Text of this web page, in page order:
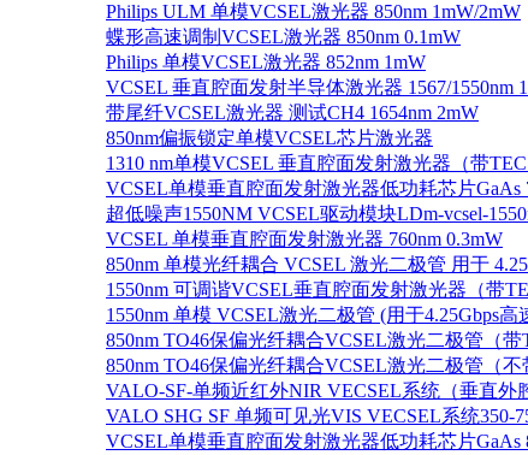
Philips ULM 单模VCSEL激光器 850nm 1mW/2mW
蝶形高速调制VCSEL激光器 850nm 0.1mW
Philips 单模VCSEL激光器 852nm 1mW
VCSEL 垂直腔面发射半导体激光器 1567/1550nm
带尾纤VCSEL激光器 测试CH4 1654nm 2mW
850nm偏振锁定单模VCSEL芯片激光器
1310 nm单模VCSEL 垂直腔面发射激光器（带TEC
VCSEL单模垂直腔面发射激光器低功耗芯片GaAs
超低噪声1550NM VCSEL驱动模块LDm-vcsel-
VCSEL 单模垂直腔面发射激光器 760nm 0.3mW
850nm 单模光纤耦合 VCSEL 激光二极管 用于
1550nm 可调谐VCSEL垂直腔面发射激光器（带
1550nm 单模 VCSEL激光二极管 (用于4.25Gbps高
850nm TO46保偏光纤耦合VCSEL激光二极管（带
850nm TO46保偏光纤耦合VCSEL激光二极管（不
VALO-SF-单频近红外NIR VECSEL系统（垂直外
VALO SHG SF 单频可见光VIS VECSEL系统350-
VCSEL单模垂直腔面发射激光器低功耗芯片GaAs